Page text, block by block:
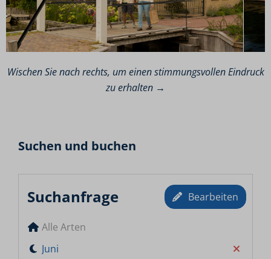
Wischen Sie nach rechts, um einen stimmungsvollen Eindruck
zu erhalten →
Suchen und buchen
Suchanfrage Bearbeiten
Alle Arten
Juni